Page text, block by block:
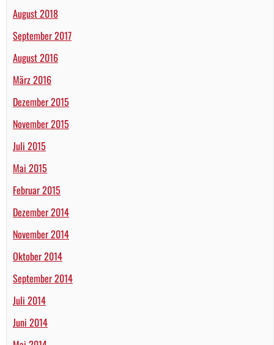
August 2018
September 2017
August 2016
März 2016
Dezember 2015
November 2015
Juli 2015
Mai 2015
Februar 2015
Dezember 2014
November 2014
Oktober 2014
September 2014
Juli 2014
Juni 2014